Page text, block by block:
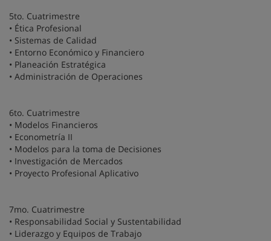
5to. Cuatrimestre
• Ética Profesional
• Sistemas de Calidad
• Entorno Económico y Financiero
• Planeación Estratégica
• Administración de Operaciones
6to. Cuatrimestre
• Modelos Financieros
• Econometría II
• Modelos para la toma de Decisiones
• Investigación de Mercados
• Proyecto Profesional Aplicativo
7mo. Cuatrimestre
• Responsabilidad Social y Sustentabilidad
• Liderazgo y Equipos de Trabajo